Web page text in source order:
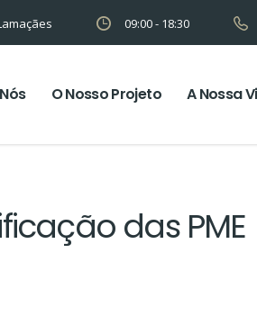
09:00 - 18:30
Nós O Nosso Projeto A Nossa
das PME